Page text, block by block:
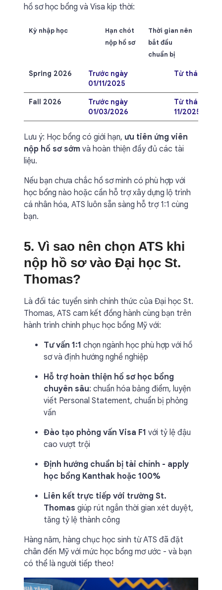
hồ sơ học bổng và Visa kịp thời:
Kỳ nhập học
Hạn chót
nộp hồ sơ
Thời gian nên
bắt đầu
chuẩn bị
Spring 2026
Trước ngày
01/11/2025
Từ tháng 7-
Fall 2026
Trước ngày
01/03/2026
Từ tháng 10-
11/2025
Lưu ý: Học bổng có giới hạn, ưu tiên ứng viên
nộp hồ sơ sớm và hoàn thiện đầy đủ các tài
liệu.
Nếu bạn chưa chắc hồ sơ mình có phù hợp với
học bổng nào hoặc cần hỗ trợ xây dựng lộ trình
cá nhân hóa, ATS luôn sẵn sàng hỗ trợ 1:1 cùng
bạn.
5. Vì sao nên chọn ATS khi
nộp hồ sơ vào Đại học St.
Thomas?
Là đối tác tuyển sinh chính thức của Đại học St.
Thomas, ATS cam kết đồng hành cùng bạn trên
hành trình chinh phục học bổng Mỹ với:
Tư vấn 1:1 chọn ngành học phù hợp với hồ
sơ và định hướng nghề nghiệp
Hỗ trợ hoàn thiện hồ sơ học bổng
chuyên sâu: chuẩn hóa bảng điểm, luyện
viết Personal Statement, chuẩn bị phỏng
vấn
Đào tạo phỏng vấn Visa F1 với tỷ lệ đậu
cao vượt trội
Định hướng chuẩn bị tài chính - apply
học bổng Kanthak hoặc 100%
Liên kết trực tiếp với trường St.
Thomas giúp rút ngắn thời gian xét duyệt,
tăng tỷ lệ thành công
Hàng năm, hàng chục học sinh từ ATS đã đặt
chân đến Mỹ với mức học bổng mơ ước - và bạn
có thể là người tiếp theo!